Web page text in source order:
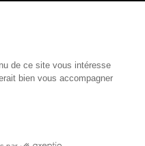
données
Catalogues
de ce site vous intéresse
bien vous accompagner